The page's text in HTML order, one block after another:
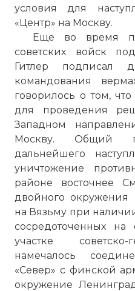
условия для
«Центр» на Москву.
Еще во время
советских войск
Гитлер подписал
командования
говорилось о том,
для проведения
Западном
Москву. Общий
дальнейшего
уничтожение
районе восточнее
двойного
на Вязьму при
сосредоточенных на
участке советско-
намечалось
«Север» с финской
окружение